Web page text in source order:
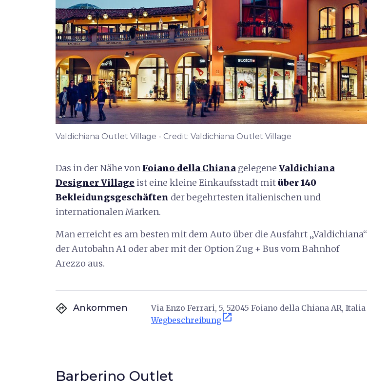
Valdichiana Outlet Village - Credit: Valdichiana Outlet Village
Das in der Nähe von Foiano della Chiana gelegene Valdichiana
Designer Village ist eine kleine Einkaufsstadt mitüber 140
Bekleidungsgeschäften der begehrtesten italienischen und
internationalen Marken.
Man erreicht es am besten mit dem Auto über die Ausfahrt „Valdichiana“
der Autobahn A1 oder aber mit der Option Zug + Bus vom Bahnhof
Arezzo aus.
directions Ankommen
Via Enzo Ferrari, 5, 52045 Foiano della Chiana AR, Italia
Wegbeschreibungopen_in_new
Barberino Outlet